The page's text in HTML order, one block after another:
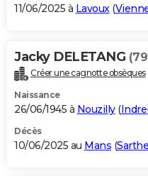
11/06/2025 à Lavoux(
Jacky DELETANG
Créer une cagnotte obsèques
Naissance
26/06/1945 à Nouzilly(
Décès
10/06/2025 au Mans (Sarthe